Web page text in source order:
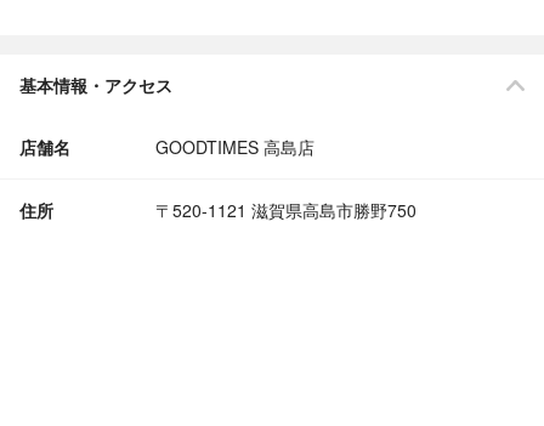
基本情報・アクセス
店舗名 GOODTIMES 高島店
住所 〒520-1121 滋賀県高島市勝野750